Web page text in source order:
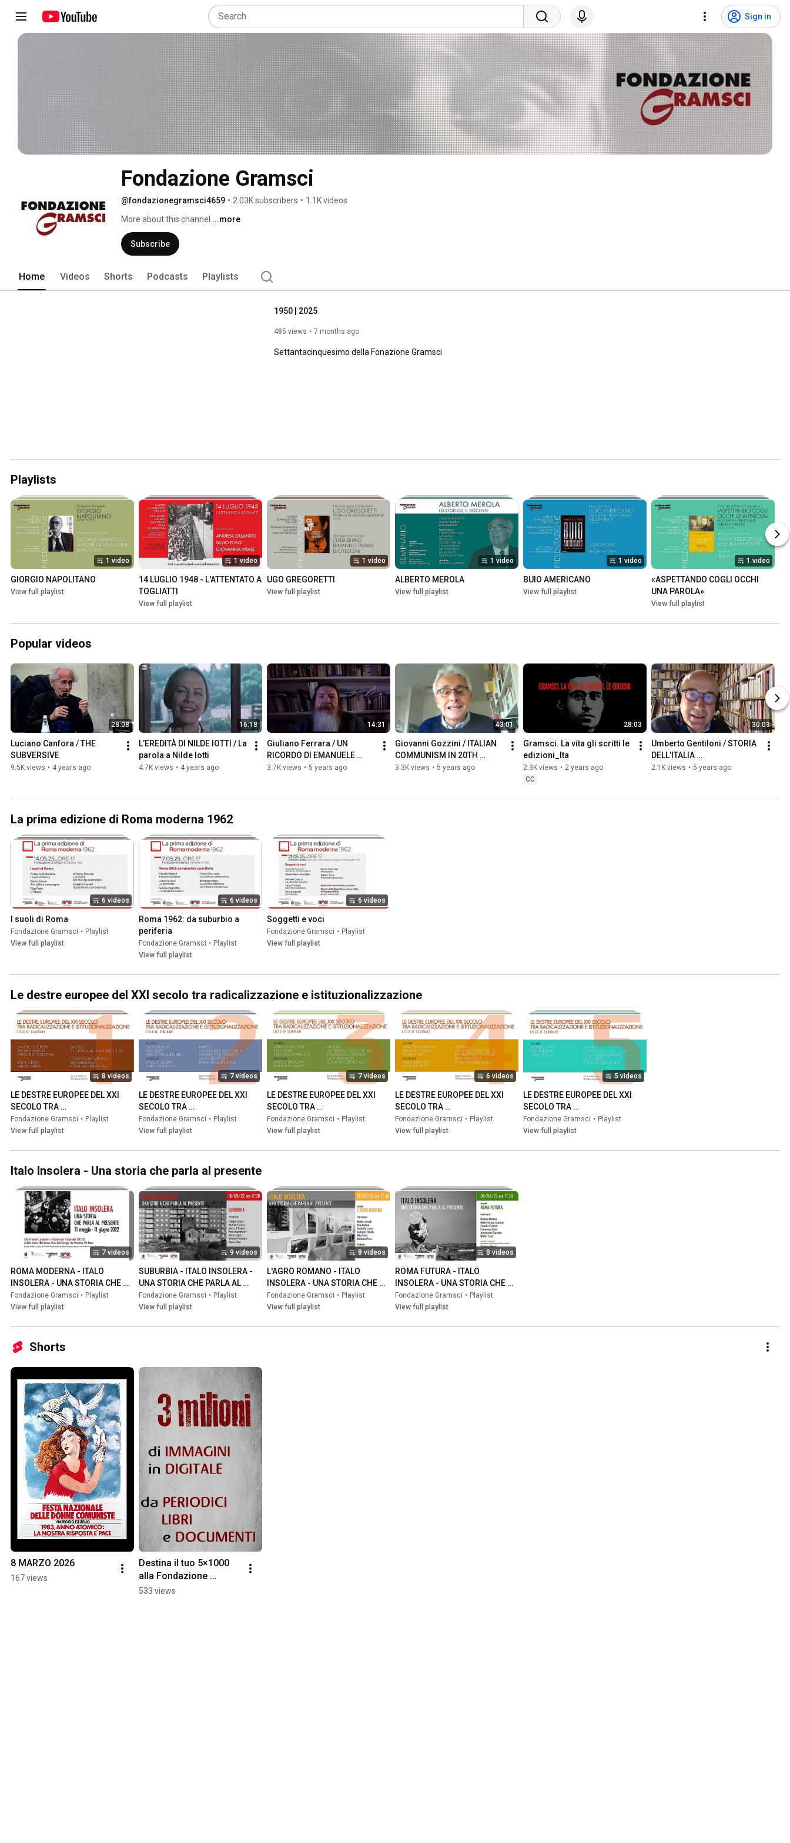
Sign in
Fondazione Gramsci
@fondazionegramsci4659 • 2.03K subscribers • 1.1K videos
More about this channel ...more
Subscribe
Home Videos Shorts Podcasts Playlists
1950 | 2025
485 views 7 months ago
Settantacinquesimo della Fonazione Gramsci
Playlists
1 video
GIORGIO NAPOLITANO
View full playlist
1 video
14 LUGLIO 1948 - L'ATTENTATO A
TOGLIATTI
View full playlist
1 video
UGO GREGORETTI
View full playlist
1 video
ALBERTO MEROLA
View full playlist
1 video
BUIO AMERICANO
View full playlist
1 video
«ASPETTANDO COGLI OCCHI
UNA PAROLA»
View full playlist
Popular videos
28:08
Luciano Canfora / THE
SUBVERSIVE
9.5K views • 4 years ago
16:18
L’EREDITÀ DI NILDE IOTTI / La
parola a Nilde Iotti
4.7K views • 4 years ago
14:31
Giuliano Ferrara / UN
RICORDO DI EMANUELE
MACALUSO
3.7K views • 5 years ago
43:01
Giovanni Gozzini / ITALIAN
COMMUNISM IN 20TH
CENTURY HISTORY
3.3K views • 5 years ago
28:03
Gramsci. La vita gli scritti le
edizioni_Ita
2.3K views • 2 years ago
CC
30:03
Umberto Gentiloni / STORIA
DELL’ITALIA
CONTEMPORANEA (1943-
2.1K views • 5 years ago
La prima edizione di Roma moderna 1962
6 videos
I suoli di Roma
Fondazione Gramsci • Playlist
View full playlist
6 videos
Roma 1962: da suburbio a
periferia
Fondazione Gramsci • Playlist
View full playlist
6 videos
Soggetti e voci
Fondazione Gramsci • Playlist
View full playlist
Le destre europee del XXI secolo tra radicalizzazione e istituzionalizzazione
8 videos
LE DESTRE EUROPEE DEL XXI
SECOLO TRA
RADICALIZZAZIONE E
ISTITUZIONALIZZAZIONE / I
Fondazione Gramsci • Playlist
View full playlist
7 videos
LE DESTRE EUROPEE DEL XXI
SECOLO TRA
RADICALIZZAZIONE E
ISTITUZIONALIZZAZIONE / II
Fondazione Gramsci • Playlist
View full playlist
7 videos
LE DESTRE EUROPEE DEL XXI
SECOLO TRA
RADICALIZZAZIONE E
ISTITUZIONALIZZAZIONE
Fondazione Gramsci • Playlist
View full playlist
6 videos
LE DESTRE EUROPEE DEL XXI
SECOLO TRA
RADICALIZZAZIONE E
ISTITUZIONALIZZAZIONE
Fondazione Gramsci • Playlist
View full playlist
5 videos
LE DESTRE EUROPEE DEL XXI
SECOLO TRA
RADICALIZZAZIONE E
ISTITUZIONALIZZAZIONE
Fondazione Gramsci • Playlist
View full playlist
Italo Insolera - Una storia che parla al presente
7 videos
ROMA MODERNA - ITALO
INSOLERA - UNA STORIA CHE
PARLA AL PRESENTE
Fondazione Gramsci • Playlist
View full playlist
9 videos
SUBURBIA - ITALO INSOLERA -
UNA STORIA CHE PARLA AL
PRESENTE
Fondazione Gramsci • Playlist
View full playlist
8 videos
L'AGRO ROMANO - ITALO
INSOLERA - UNA STORIA CHE
PARLA AL PRESENTE
Fondazione Gramsci • Playlist
View full playlist
8 videos
ROMA FUTURA - ITALO
INSOLERA - UNA STORIA CHE
PARLA AL PRESENTE
Fondazione Gramsci • Playlist
View full playlist
Shorts
8 MARZO 2026
167 views
Destina il tuo 5×1000
alla Fondazione
Gramsci.
533 views